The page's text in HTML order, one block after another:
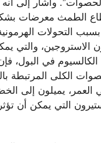
وأشار إلى
الطمث معرضات
التحولات
الاستروجين، والتي
الكالسيوم في البول،
الكلى المرتبطة
العمر، يميلون إلى
التي يمكن أن